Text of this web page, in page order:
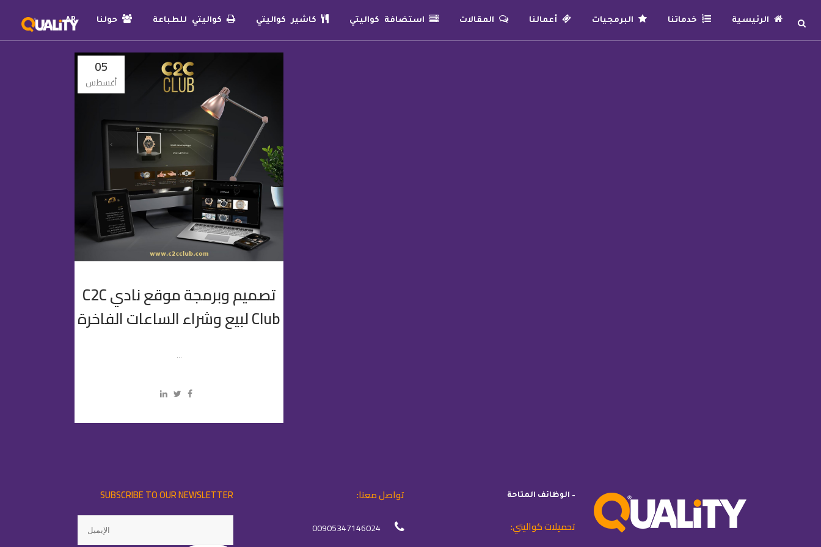
الرئيسية خدماتنا البرمجيات أعمالنا المقالات استضافة كواليتي كاشير كواليتي كواليتي للطباعة حولنا AR
05
أغسطس
تصميم وبرمجة موقع نادي C2C
Club لبيع وشراء الساعات الفاخرة
...
– الوظائف المتاحة
تحميلات كواليتي:
تواصل معنا:
00905347146024
SUBSCRIBE TO OUR NEWSLETTER